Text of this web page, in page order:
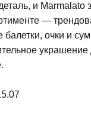
и Marmalato
—
очки и
украшение